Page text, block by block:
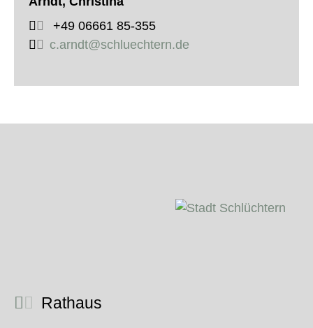
+49 06661 85-355
c.arndt@schluechtern.de
Rathaus